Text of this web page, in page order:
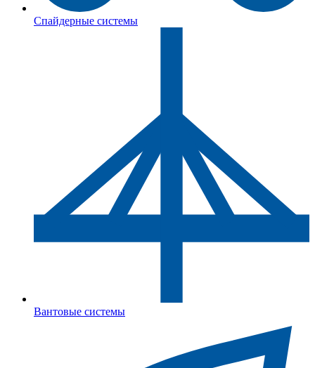
Спайдерные системы
Вантовые системы